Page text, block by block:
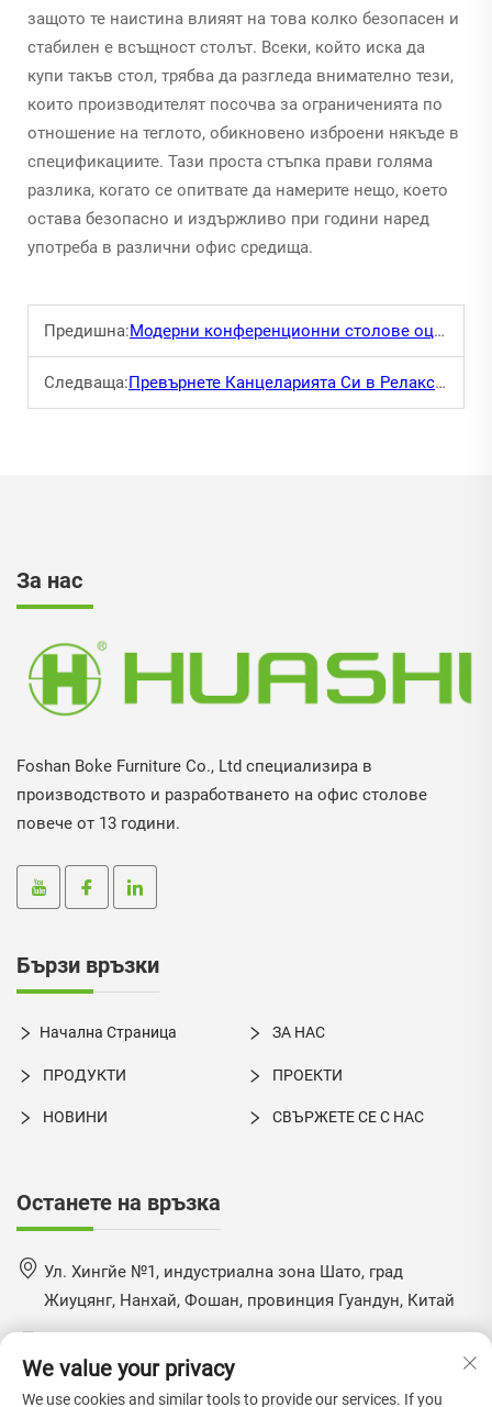
защото те наистина влияят на това колко безопасен и
стабилен е всъщност столът. Всеки, който иска да
купи такъв стол, трябва да разгледа внимателно тези,
които производителят посочва за ограниченията по
отношение на теглото, обикновено изброени някъде в
спецификациите. Тази проста стъпка прави голяма
разлика, когато се опитвате да намерите нещо, което
остава безопасно и издържливо при години наред
употреба в различни офис средища.
Предишна:Модерни конференционни столове оценяват вашата зала за срещи
Следваща:Превърнете Канцеларията Си в Релаксиращо Пространство с Канцеларски Дивани
За нас
Foshan Boke Furniture Co., Ltd специализира в
производството и разработването на офис столове
повече от 13 години.
Бързи връзки
Начална Страница ЗА НАС
ПРОДУКТИ ПРОЕКТИ
НОВИНИ СВЪРЖЕТЕ СЕ С НАС
Останете на връзка
Ул. Хингйе №1, индустриална зона Шато, град
Жиуцянг, Нанхай, Фошан, провинция Гуандун, Китай
[email protected]
We value your privacy
We use cookies and similar tools to provide our services. If you